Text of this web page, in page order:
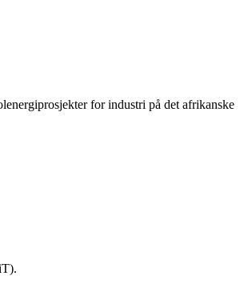
for industri på det afrikanske